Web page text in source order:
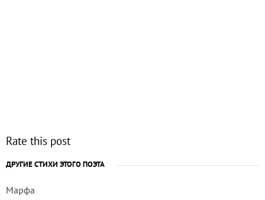
Rate this post
ДРУГИЕ СТИХИ ЭТОГО ПОЭТА
Марфа